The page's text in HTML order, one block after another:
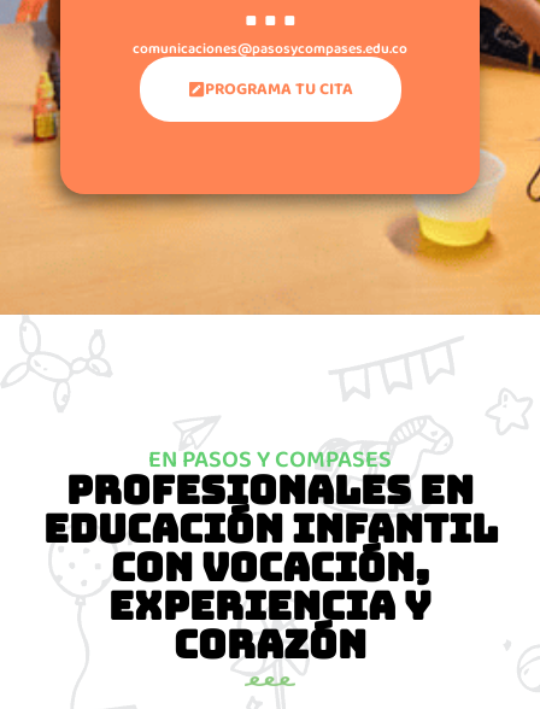
. . .
comunicaciones@pasosycompases.edu.co
PROGRAMA TU CITA
EN PASOS Y COMPASES
Profesionales en
educación infantil
con vocación,
experiencia y
corazón